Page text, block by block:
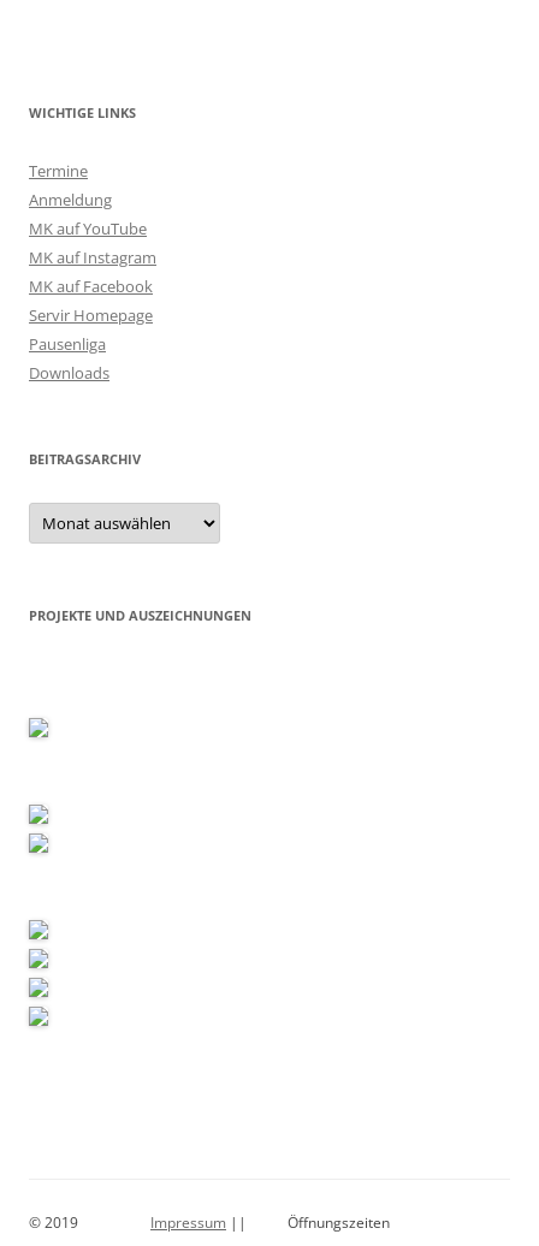
WICHTIGE LINKS
Termine
Anmeldung
MK auf YouTube
MK auf Instagram
MK auf Facebook
Servir Homepage
Pausenliga
Downloads
BEITRAGSARCHIV
Beitragsarchiv
PROJEKTE UND AUSZEICHNUNGEN
© 2019
Impressum ||
Öffnungszeiten